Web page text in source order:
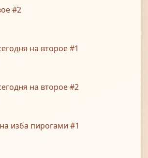
#2
на второе #1
на второе #2
изба пирогами #1